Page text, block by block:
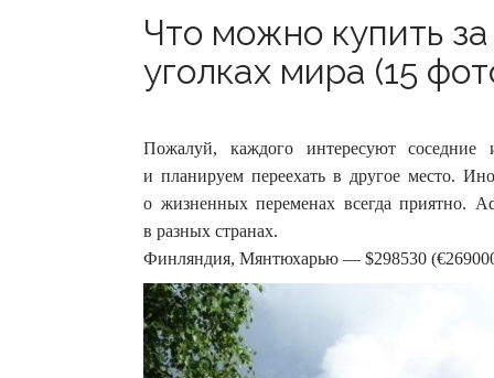
Что можно купить
уголках мира (15
Пожалуй, каждого интересуют
и планируем переехать в другое место.
о жизненных переменах всегда приятно.
в разных странах.
Финляндия, Мянтюхарью — $298530